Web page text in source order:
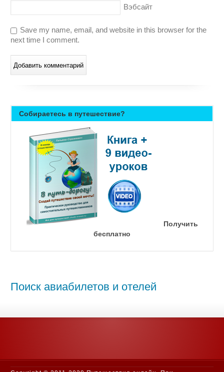
Вэбсайт
Save my name, email, and website in this browser for the
next time I comment.
Собираетесь в путешествие?
Получить
бесплатно
Поиск авиабилетов и отелей